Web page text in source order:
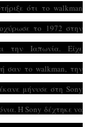
ότι το walkman
το 1972 στην
την Ιαπωνία. Είχε
σαν το walkman, την
μήνυσε στη Sony
Η Sony δέχτηκε να